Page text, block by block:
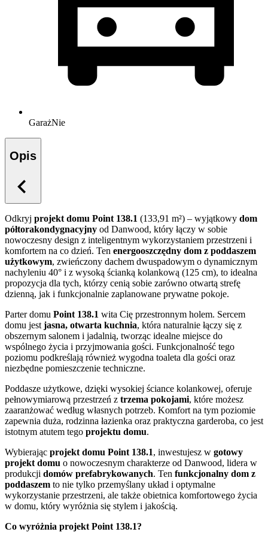
GarażNie
Opis
Odkryj projekt domu Point 138.1 (133,91 m²) – wyjątkowy dom
półtorakondygnacyjny od Danwood, który łączy w sobie
nowoczesny design z inteligentnym wykorzystaniem przestrzeni i
komfortem na co dzień. Ten energooszczędny dom z poddaszem
użytkowym, zwieńczony dachem dwuspadowym o dynamicznym
nachyleniu 40° i z wysoką ścianką kolankową (125 cm), to idealna
propozycja dla tych, którzy cenią sobie zarówno otwartą strefę
dzienną, jak i funkcjonalnie zaplanowane prywatne pokoje.
Parter domu Point 138.1 wita Cię przestronnym holem. Sercem
domu jest jasna, otwarta kuchnia, która naturalnie łączy się z
obszernym salonem i jadalnią, tworząc idealne miejsce do
wspólnego życia i przyjmowania gości. Funkcjonalność tego
poziomu podkreślają również wygodna toaleta dla gości oraz
niezbędne pomieszczenie techniczne.
Poddasze użytkowe, dzięki wysokiej ściance kolankowej, oferuje
pełnowymiarową przestrzeń z trzema pokojami, które możesz
zaaranżować według własnych potrzeb. Komfort na tym poziomie
zapewnia duża, rodzinna łazienka oraz praktyczna garderoba, co jest
istotnym atutem tego projektu domu.
Wybierając projekt domu Point 138.1, inwestujesz w gotowy
projekt domu o nowoczesnym charakterze od Danwood, lidera w
produkcji domów prefabrykowanych. Ten funkcjonalny dom z
poddaszem to nie tylko przemyślany układ i optymalne
wykorzystanie przestrzeni, ale także obietnica komfortowego życia
w domu, który wyróżnia się stylem i jakością.
Co wyróżnia projekt Point 138.1?